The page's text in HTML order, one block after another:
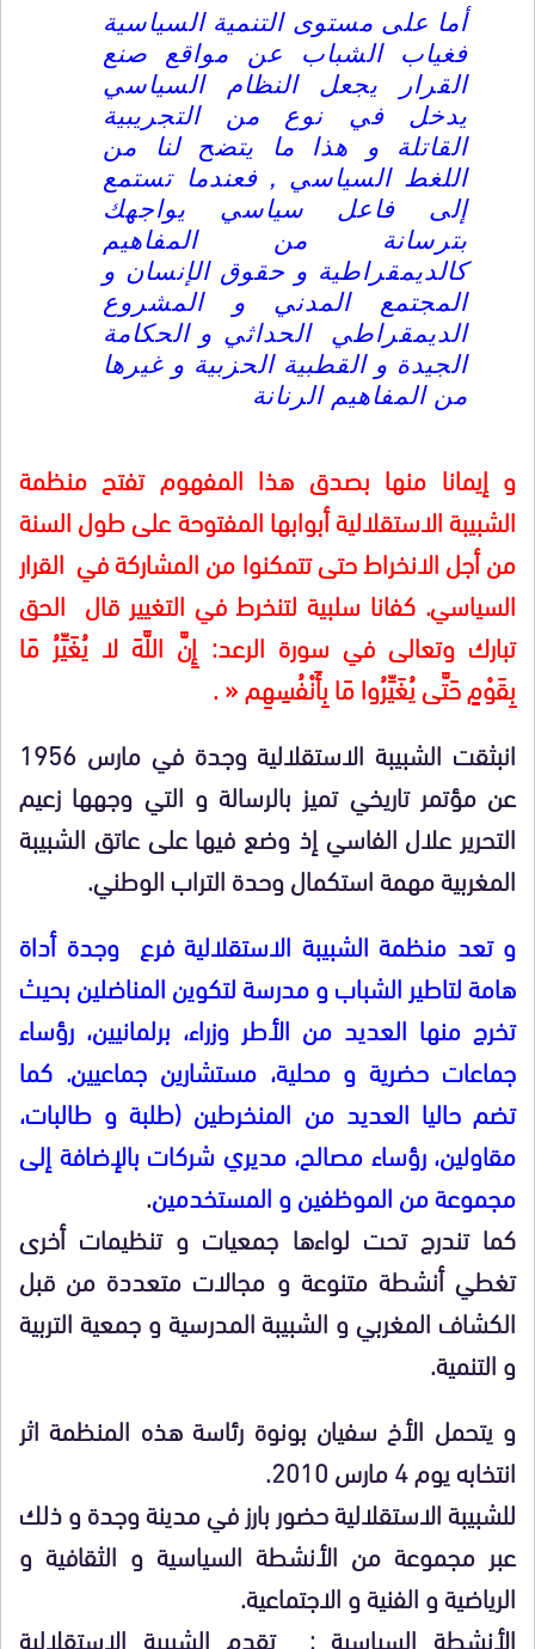
أما على مستوى التنمية السياسية
فغياب الشباب عن مواقع صنع
القرار يجعل النظام السياسي
يدخل في نوع من التجريبية
القاتلة و هذا ما يتضح لنا من
اللغط السياسي , فعندما تستمع
إلى فاعل سياسي يواجهك
بترسانة من المفاهيم
كالديمقراطية و حقوق الإنسان و
المجتمع المدني و المشروع
الديمقراطي الحداثي و الحكامة
الجيدة و القطبية الحزبية و غيرها
من المفاهيم الرنانة
و إيمانا منها بصدق هذا المفهوم تفتح منظمة
الشبيبة الاستقلالية أبوابها المفتوحة على طول السنة
من أجل الانخراط حتى تتمكنوا من المشاركة في القرار
السياسي. كفانا سلبية لتنخرط في التغيير قال الحق
تبارك وتعالى في سورة الرعد: إِنَّ اللَّهَ لا يُغَيِّرُ مَا
بِقَوْمٍ حَتَّى يُغَيِّرُوا مَا بِأَنْفُسِهِم « .
انبثقت الشبيبة الاستقلالية وجدة في مارس 1956
عن مؤتمر تاريخي تميز بالرسالة و التي وجهها زعيم
التحرير علال الفاسي إذ وضع فيها على عاتق الشبيبة
المغربية مهمة استكمال وحدة التراب الوطني.
و تعد منظمة الشبيبة الاستقلالية فرع وجدة أداة
هامة لتاطير الشباب و مدرسة لتكوين المناضلين بحيث
تخرج منها العديد من الأطر وزراء، برلمانيين، رؤساء
جماعات حضرية و محلية، مستشارين جماعيين. كما
تضم حاليا العديد من المنخرطين (طلبة و طالبات،
مقاولين، رؤساء مصالح، مديري شركات بالإضافة إلى
مجموعة من الموظفين و المستخدمين.
كما تندرج تحت لواءها جمعيات و تنظيمات أخرى
تغطي أنشطة متنوعة و مجالات متعددة من قبل
الكشاف المغربي و الشبيبة المدرسية و جمعية التربية
و التنمية.
و يتحمل الأخ سفيان بونوة رئاسة هذه المنظمة اثر
انتخابه يوم 4 مارس 2010.
للشبيبة الاستقلالية حضور بارز في مدينة وجدة و ذلك
عبر مجموعة من الأنشطة السياسية و الثقافية و
الرياضية و الفنية و الاجتماعية.
الأنشطة السياسية : تقدم الشبيبة الاستقلالية